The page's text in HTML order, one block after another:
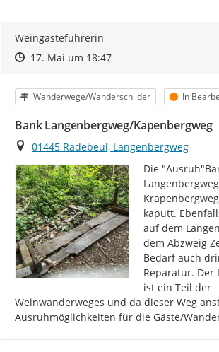
Weingästeführerin
Zeitpunkt des Erstellens
Zeitpunkt des Erstellens
17. Mai um 18:47Zur Äußerung
Kategorie
Wanderwege/Wanderschilder Status
In
Bank Langenbergweg/Kapenbergweg
Ort
01445 Radebeul, Langenbergweg
Die
kaputt.
auf dem
dem Abzweig
Bedarf auch
Reparatur. Der
ist ein Teil der
Weinwanderweges und da dieser Weg
Ausruhmöglichkeiten für die Gäste/